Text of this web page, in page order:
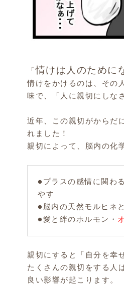
「情けは人のために
情けをかけるのは、その
味で、「人に親切にしな
近年、この親切がからだ
れました！
親切によって、脳内の化
●プラスの感情に関わ
やす
●脳内の天然モルヒネ
●愛と絆のホルモン・
親切にすると「自分を幸
たくさんの親切をする人
良い影響が起こります。